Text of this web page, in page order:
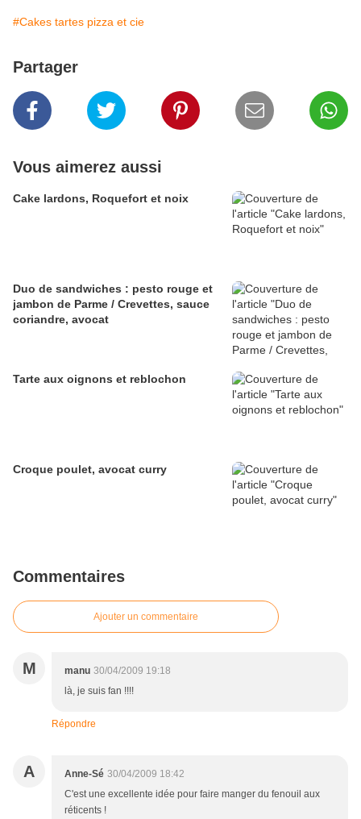
#Cakes tartes pizza et cie
Partager
Vous aimerez aussi
Cake lardons, Roquefort et noix
Duo de sandwiches : pesto rouge et
jambon de Parme / Crevettes, sauce
coriandre, avocat
Tarte aux oignons et reblochon
Croque poulet, avocat curry
Commentaires
Ajouter un commentaire
M manu 30/04/2009 19:18
là, je suis fan !!!!
Répondre
A Anne-Sé 30/04/2009 18:42
C'est une excellente idée pour faire manger du fenouil aux
réticents !